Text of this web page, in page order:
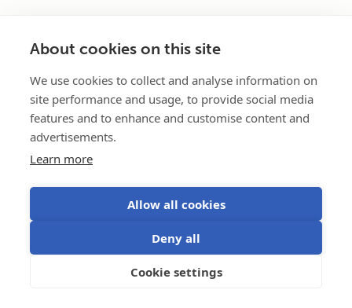
About cookies on this site
We use cookies to collect and analyse information on
site performance and usage, to provide social media
features and to enhance and customise content and
advertisements.
Learn more
Allow all cookies
Deny all
Cookie settings